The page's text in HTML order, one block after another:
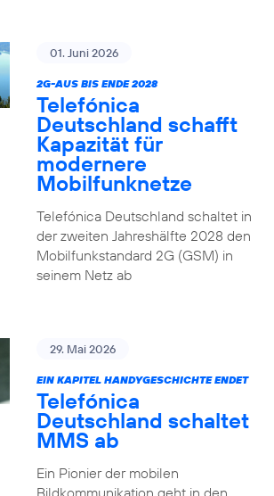
01. Juni 2026
2G-AUS BIS ENDE 2028
Telefónica
Deutschland schafft
Kapazität für
modernere
Mobilfunknetze
Telefónica Deutschland schaltet in
der zweiten Jahreshälfte 2028 den
Mobilfunkstandard 2G (GSM) in
seinem Netz ab
29. Mai 2026
EIN KAPITEL HANDYGESCHICHTE ENDET
Telefónica
Deutschland schaltet
MMS ab
Ein Pionier der mobilen
Bildkommunikation geht in den